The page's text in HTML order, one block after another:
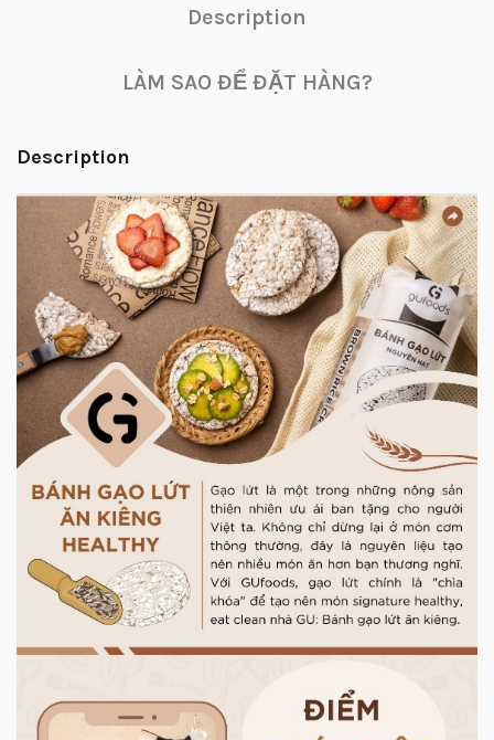
Description
LÀM SAO ĐỂ ĐẶT HÀNG?
Description